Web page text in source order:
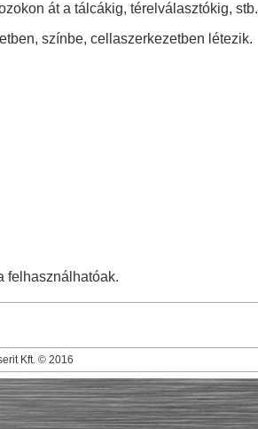
át a tálcákig, térelválasztókig, stb.
színbe, cellaszerkezetben létezik.
felhasználhatóak.
Kft. © 2016